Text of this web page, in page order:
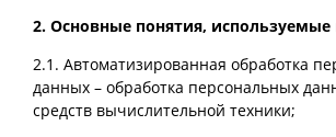
2. Основные понятия,
2.1. Автоматизированная обработка
данных – обработка персональных
средств вычислительной техники;